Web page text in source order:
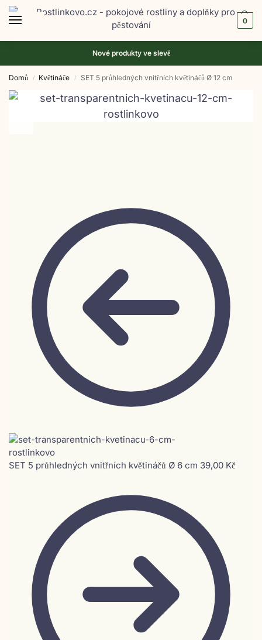
0
Nové produkty ve slevě
Domů / Květináče / SET 5 průhledných vnitřních květináčů Ø 12 cm
SET 5 průhledných vnitřních květináčů Ø 6 cm 39,00 Kč